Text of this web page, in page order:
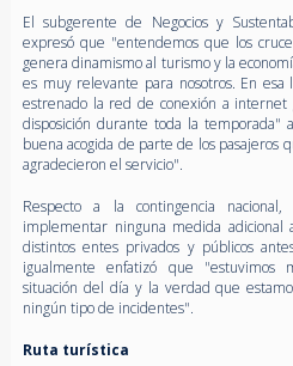
El subgerente de Negocios y
expresó que "entendemos que los
genera dinamismo al turismo y la
es muy relevante para nosotros. En esa
estrenado la red de conexión a internet
disposición durante toda la temporada"
buena acogida de parte de los pasajeros
agradecieron el servicio".
Respecto a la contingencia
implementar ninguna medida adicional
distintos entes privados y públicos
igualmente enfatizó que "estuvimos
situación del día y la verdad que
ningún tipo de incidentes".
Ruta turística